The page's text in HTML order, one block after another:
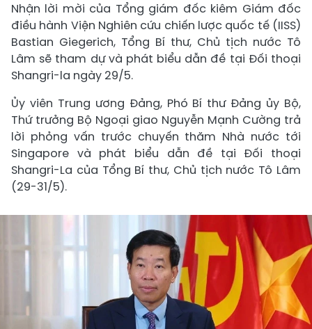
Nhận lời mời của Tổng giám đốc kiêm Giám đốc
điều hành Viện Nghiên cứu chiến lược quốc tế (IISS)
Bastian Giegerich, Tổng Bí thư, Chủ tịch nước Tô
Lâm sẽ tham dự và phát biểu dẫn đề tại Đối thoại
Shangri-la ngày 29/5.
Ủy viên Trung ương Đảng, Phó Bí thư Đảng ủy Bộ,
Thứ trưởng Bộ Ngoại giao Nguyễn Mạnh Cường trả
lời phỏng vấn trước chuyến thăm Nhà nước tới
Singapore và phát biểu dẫn đề tại Đối thoại
Shangri-La của Tổng Bí thư, Chủ tịch nước Tô Lâm
(29-31/5).